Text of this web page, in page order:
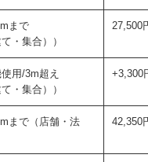
ド止め) 3,300円
金具設置)
材使用（バンド止
5,500円
掘削・埋め戻し作
11,000
まで
・集合））
27,500
用/3m超え
・集合））
+3,300
まで（店舗・法
42,350